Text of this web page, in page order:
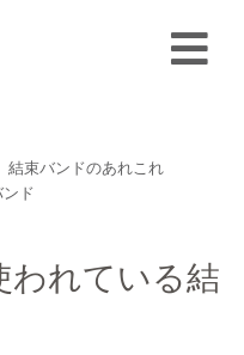
結束バンドのあれこれ
ド
われている結